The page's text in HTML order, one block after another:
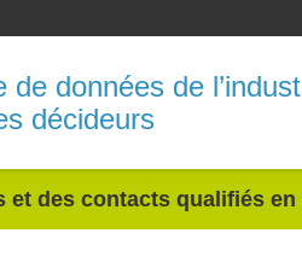
de données de
décideurs
et des contacts qualifiés